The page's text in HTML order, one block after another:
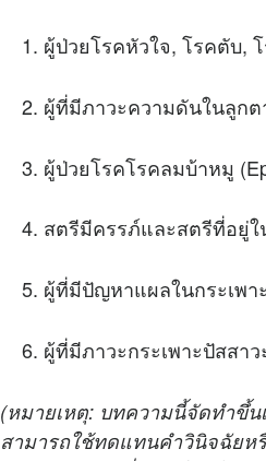
ผู้ป่วยโรคหัวใจ, โรคตับ,
ผู้ที่มีภาวะความดันในลูก
ผู้ป่วยโรคโรคลมบ้าหมู
สตรีมีครรภ์และสตรีที่อยู่ใ
ผู้ที่มีปัญหาแผลในกระเพา
ผู้ที่มีภาวะกระเพาะปัสสา
(หมายเหตุ: บทความนี้จัดทำขึ้น
สามารถใช้ทดแทนคำวินิจฉัยห